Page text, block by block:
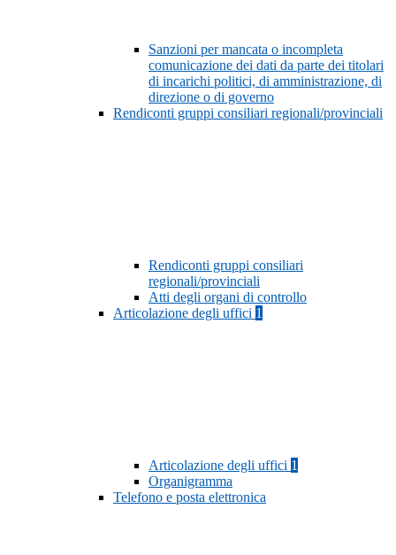
Sanzioni per mancata o incompleta
comunicazione dei dati da parte dei titolari
di incarichi politici, di amministrazione, di
direzione o di governo
Rendiconti gruppi consiliari regionali/provinciali
Rendiconti gruppi consiliari
regionali/provinciali
Atti degli organi di controllo
Articolazione degli uffici 1
Articolazione degli uffici 1
Organigramma
Telefono e posta elettronica